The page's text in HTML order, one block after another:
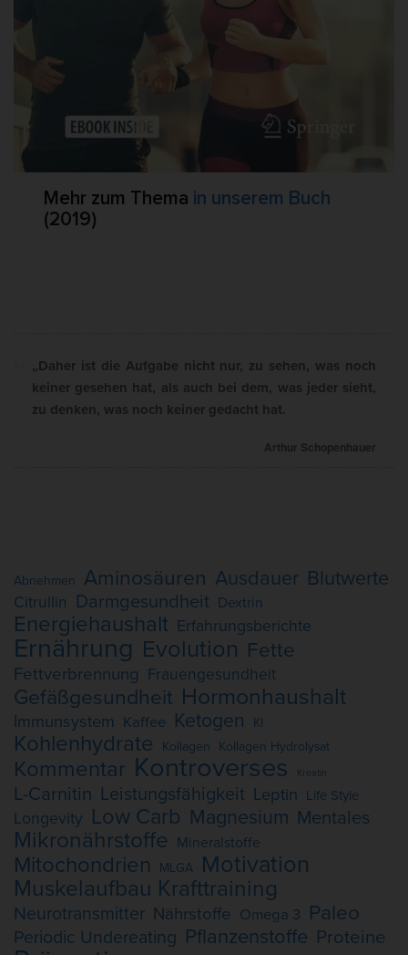
Mehr zum Thema in unserem Buch
(2019)
„Daher ist die Aufgabe nicht nur, zu sehen, was noch
keiner gesehen hat, als auch bei dem, was jeder sieht,
zu denken, was noch keiner gedacht hat.
Arthur Schopenhauer
Abnehmen Aminosäuren Ausdauer Blutwerte
Citrullin Darmgesundheit Dextrin
Energiehaushalt Erfahrungsberichte
Ernährung Evolution Fette
Fettverbrennung Frauengesundheit
Gefäßgesundheit Hormonhaushalt
Immunsystem Kaffee Ketogen KI
Kohlenhydrate Kollagen Kollagen Hydrolysat
Kommentar Kontroverses Kreatin
L-Carnitin Leistungsfähigkeit Leptin Life Style
Longevity Low Carb Magnesium Mentales
Mikronährstoffe Mineralstoffe
Mitochondrien MLGA Motivation
Muskelaufbau Krafttraining
Neurotransmitter Nährstoffe Omega 3 Paleo
Periodic Undereating Pflanzenstoffe Proteine